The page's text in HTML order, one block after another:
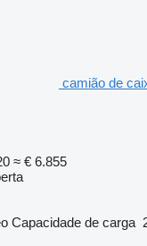
camião de
≈ € 6.855
Capacidade de carga